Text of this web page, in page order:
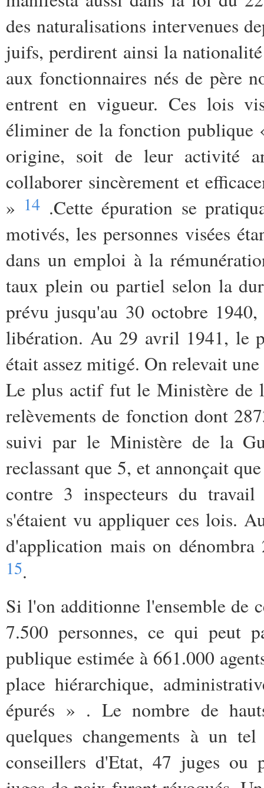
des naturalisations intervenues
juifs, perdirent ainsi la
aux fonctionnaires nés de père
entrent en vigueur. Ces lois
éliminer de la fonction publique
origine, soit de leur activité
collaborer sincèrement et
» 14 .Cette épuration se
motivés, les personnes visées
dans un emploi à la
taux plein ou partiel selon la
prévu jusqu'au 30 octobre
libération. Au 29 avril 1941, le
était assez mitigé. On relevait
Le plus actif fut le Ministère de
relèvements de fonction dont
suivi par le Ministère de la
reclassant que 5, et annonçait
contre 3 inspecteurs du
s'étaient vu appliquer ces lois.
d'application mais on
15.
Si l'on additionne l'ensemble de
7.500 personnes, ce qui peut
publique estimée à 661.000
place hiérarchique,
épurés » . Le nombre de
quelques changements à un
conseillers d'Etat, 47 juges ou